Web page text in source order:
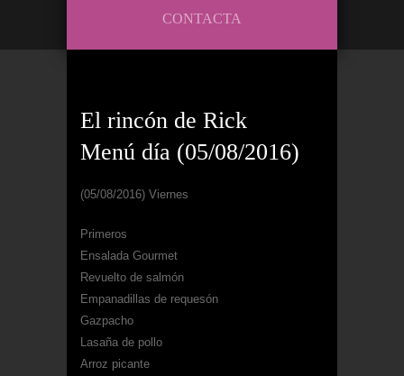
CONTACTA
El rincón de Rick
Menú día (05/08/2016)
(05/08/2016) Viernes
Primeros
Ensalada Gourmet
Revuelto de salmón
Empanadillas de requesón
Gazpacho
Lasaña de pollo
Arroz picante